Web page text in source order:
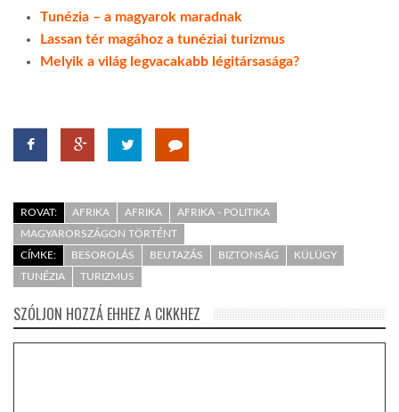
Tunézia – a magyarok maradnak
Lassan tér magához a tunéziai turizmus
Melyik a világ legvacakabb légitársasága?
ROVAT: AFRIKA AFRIKA
AFRIKA - POLITIKA
MAGYARORSZÁGON TÖRTÉNT
CÍMKE:
BESOROLÁS BEUTAZÁS BIZTONSÁG
KÜLÜGY
TUNÉZIA
TURIZMUS
SZÓLJON HOZZÁ EHHEZ A CIKKHEZ